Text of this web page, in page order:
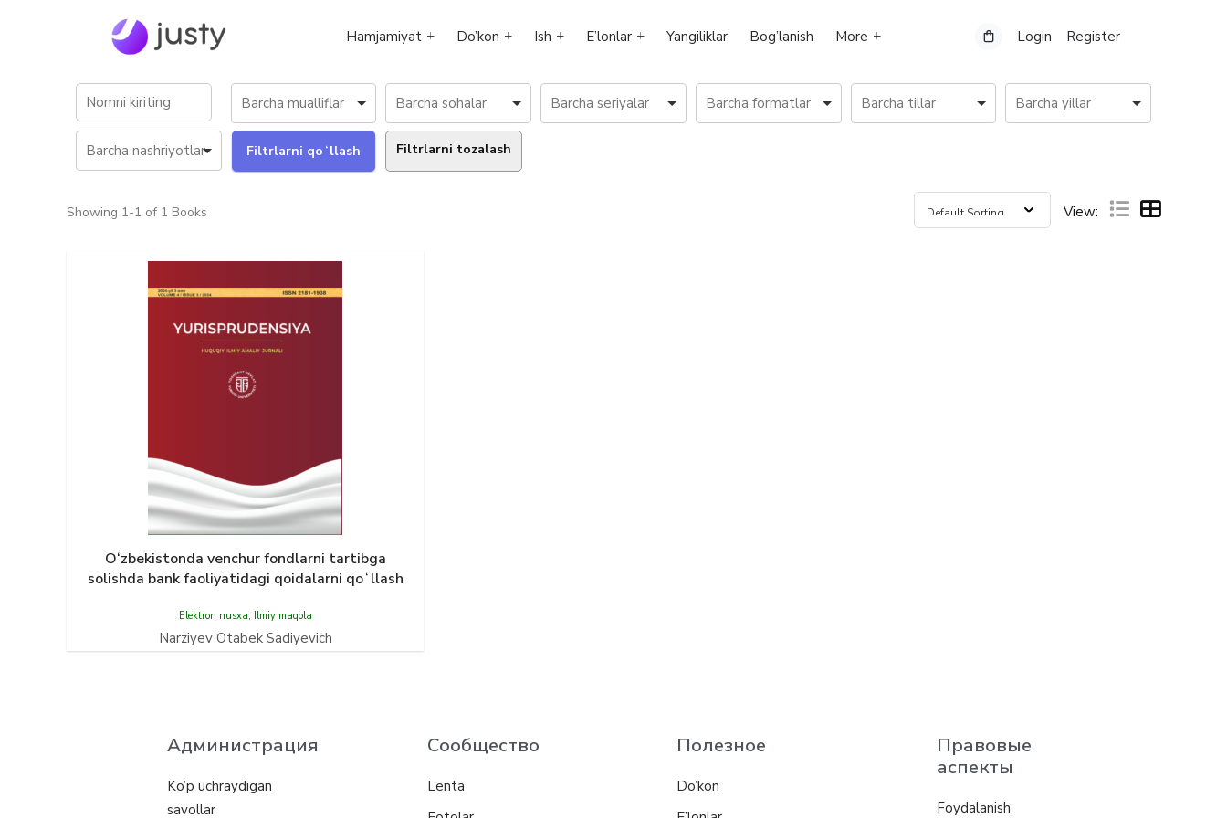
Hamjamiyat Do’kon Ish E’lonlar Yangiliklar Bog’lanish More Login Register
Filtrlarni tozalash
Showing 1-1 of 1 Books View:
O‘zbekistonda venchur fondlarni tartibga
solishda bank faoliyatidagi qoidalarni qoʻllash
Elektron nusxa, Ilmiy maqola
Narziyev Otabek Sadiyevich
Администрация
Ko’p uchraydigan
savollar
Сообщество
Lenta
Полезное
Do’kon
Правовые
аспекты
Foydalanish